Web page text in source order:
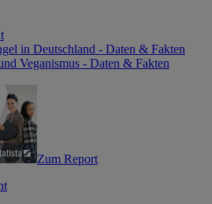
in Deutschland - Daten & Fakten
Veganismus - Daten & Fakten
Zum Report